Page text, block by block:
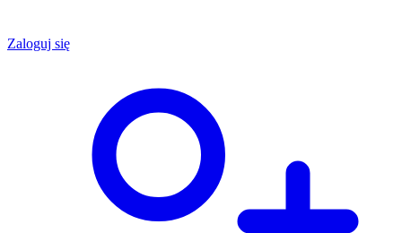
Zaloguj się